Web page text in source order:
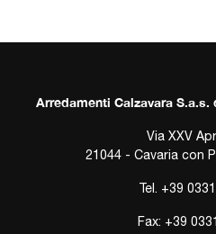
Arredamenti Calzavara S.a.s.
Via XXV
21044 - Cavaria con
Tel. +39
Fax: +39